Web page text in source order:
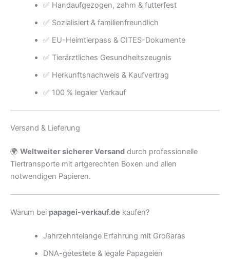
✅ Handaufgezogen, zahm & futterfest
✅ Sozialisiert & familienfreundlich
✅ EU-Heimtierpass & CITES-Dokumente
✅ Tierärztliches Gesundheitszeugnis
✅ Herkunftsnachweis & Kaufvertrag
✅ 100 % legaler Verkauf
Versand & Lieferung
🌍 Weltweiter sicherer Versand durch professionelle
Tiertransporte mit artgerechten Boxen und allen
notwendigen Papieren.
Warum bei papagei-verkauf.de kaufen?
Jahrzehntelange Erfahrung mit Großaras
DNA-getestete & legale Papageien